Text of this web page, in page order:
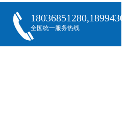
全国统一服务热线